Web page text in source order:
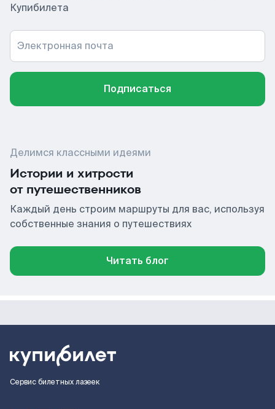
Купибилета
Электронная почта
Подписаться
Делимся классными идеями
Истории и хитрости
от путешественников
Каждый день строим маршруты для вас, используя
собственные знания о путешествиях
Читать блог
Сервис билетных лазеек